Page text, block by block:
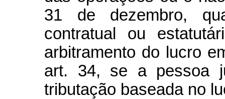
31 de dezembro,
contratual ou
arbitramento do lucro
art. 34, se a pessoa
tributação baseada no